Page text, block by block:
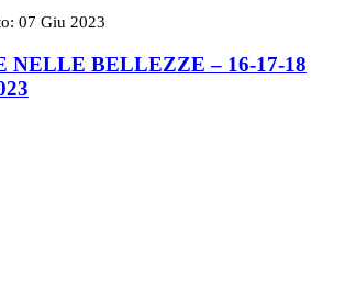
07 Giu 2023
NELLE BELLEZZE – 16-17-18